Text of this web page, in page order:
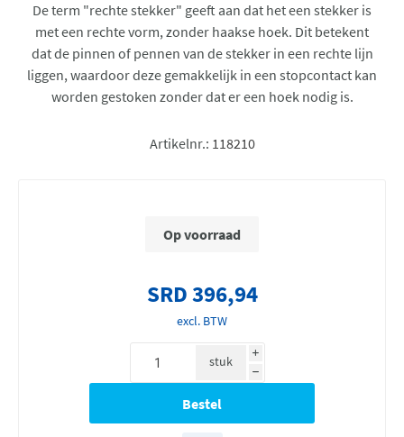
De term "rechte stekker" geeft aan dat het een stekker is
met een rechte vorm, zonder haakse hoek. Dit betekent
dat de pinnen of pennen van de stekker in een rechte lijn
liggen, waardoor deze gemakkelijk in een stopcontact kan
worden gestoken zonder dat er een hoek nodig is.
Artikelnr.: 118210
Op voorraad
SRD 396,94
excl. BTW
i
h
stuk